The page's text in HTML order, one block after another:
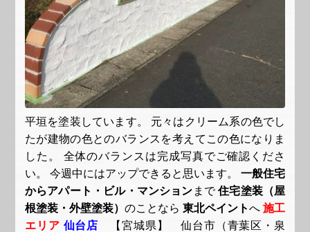
平垣を塗装しています。 元々はクリーム系の色でし
たが建物の色とのバランスを考えてこの色になりま
した。 全体のバランスは完成写真でご確認くださ
い。 今週中にはアップできると思います。一般住宅
からアパート・ビル・マンション まで住宅塗装（屋
根塗装・外壁塗装） のことなら東北ペイントへ施工
エリア 仙台店
【宮城県】 仙台市（青葉区・泉